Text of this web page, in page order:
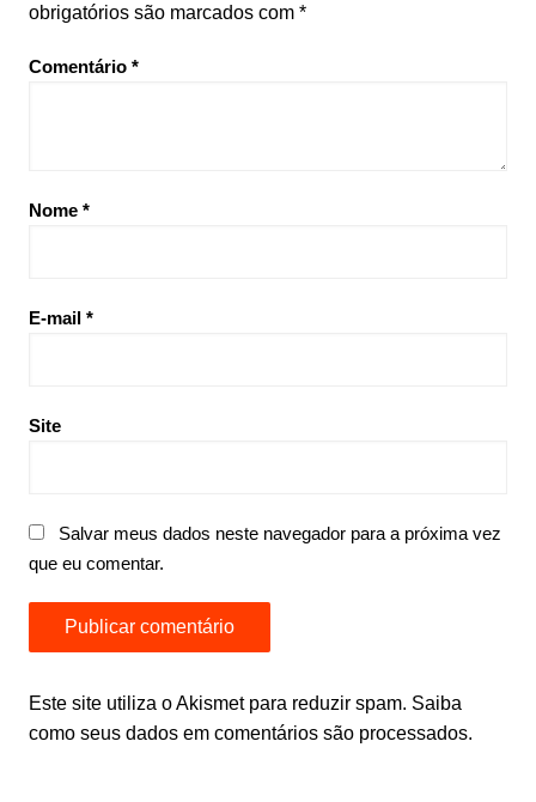
obrigatórios são marcados com *
Comentário *
Nome *
E-mail *
Site
Salvar meus dados neste navegador para a próxima vez
que eu comentar.
Este site utiliza o Akismet para reduzir spam. Saiba
como seus dados em comentários são processados.